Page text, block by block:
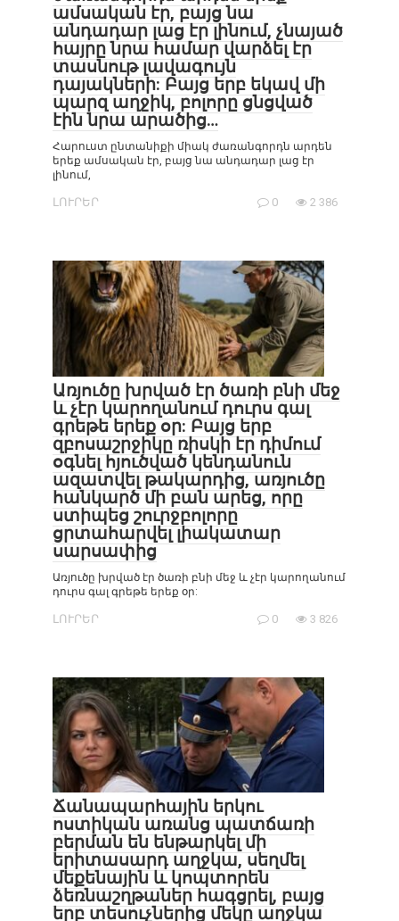
ամսական էր, բայց նա
անդադար լաց էր լինում, չնայած
հայրը նրա համար վարձել էր
տասնութ լավագույն
դայակների: Բայց երբ եկավ մի
պարզ աղջիկ, բոլորը ցնցված
էին նրա արածից…
Հարուստ ընտանիքի միակ ժառանգորդն արդեն
երեք ամսական էր, բայց նա անդադար լաց էր
լինում,
ԼՈՒՐԵՐ 0 2 386
Առյուծը խրված էր ծառի բնի մեջ
և չէր կարողանում դուրս գալ
գրեթե երեք օր: Բայց երբ
զբոսաշրջիկը ռիսկի էր դիմում
օգնել հյուծված կենդանուն
ազատվել թակարդից, առյուծը
հանկարծ մի բան արեց, որը
ստիպեց շուրջբոլորը
ցրտահարվել լիակատար
սարսափից
Առյուծը խրված էր ծառի բնի մեջ և չէր կարողանում
դուրս գալ գրեթե երեք օր:
ԼՈՒՐԵՐ 0 3 826
Ճանապարհային երկու
ոստիկան առանց պատճառի
բերման են ենթարկել մի
երիտասարդ աղջկա, սեղմել
մեքենային և կոպտորեն
ձեռնաշղթաներ հագցրել, բայց
երբ տեսուչներից մեկը աղջկա